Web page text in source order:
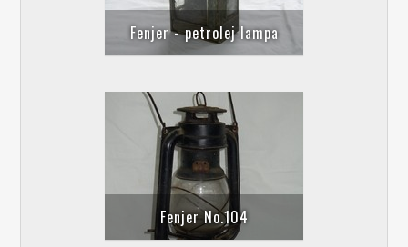
Fenjer - petrolej lampa
Fenjer No.104